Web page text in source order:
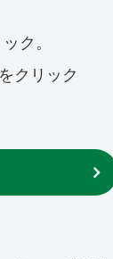
ク。
クリック